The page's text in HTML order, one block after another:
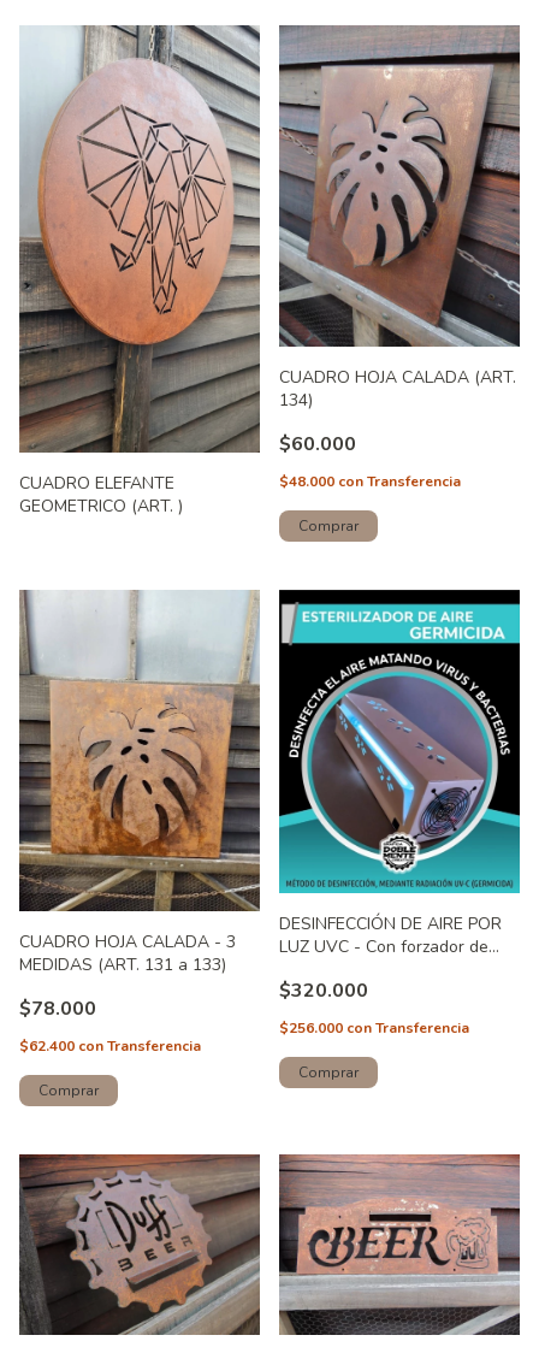
CUADRO ELEFANTE
GEOMETRICO (ART. )
CUADRO HOJA CALADA (ART.
134)
$60.000
$48.000 conTransferencia
CUADRO HOJA CALADA - 3
MEDIDAS (ART. 131 a 133)
$78.000
$62.400 conTransferencia
Comprar
DESINFECCIÓN DE AIRE POR
LUZ UVC - Con forzador de
$320.000
$256.000 conTransferencia